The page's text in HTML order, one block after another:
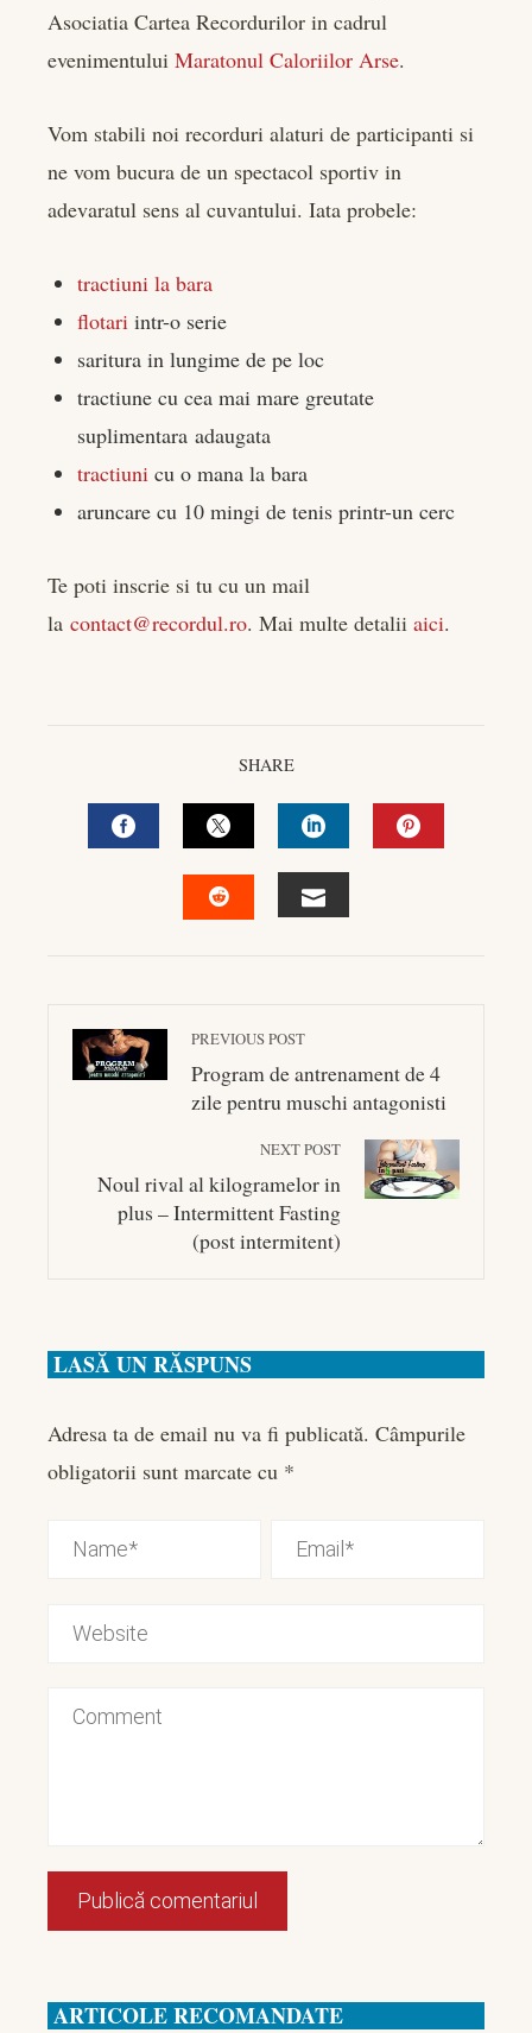
Asociatia Cartea Recordurilor in cadrul
evenimentului Maratonul Caloriilor Arse.
Vom stabili noi recorduri alaturi de participanti si
ne vom bucura de un spectacol sportiv in
adevaratul sens al cuvantului. Iata probele:
tractiuni la bara
flotari intr-o serie
saritura in lungime de pe loc
tractiune cu cea mai mare greutate
suplimentara adaugata
tractiuni cu o mana la bara
aruncare cu 10 mingi de tenis printr-un cerc
Te poti inscrie si tu cu un mail
la contact@recordul.ro. Mai multe detalii aici.
SHARE
FACEBOOKTWITTERLINKEDIN
PREVIOUS POST
Program de antrenament de 4
zile pentru muschi antagonisti
NEXT POST
Noul rival al kilogramelor in
plus – Intermittent Fasting
(post intermitent)
LASĂ UN RĂSPUNS
Adresa ta de email nu va fi publicată. Câmpurile
obligatorii sunt marcate cu *
ARTICOLE RECOMANDATE